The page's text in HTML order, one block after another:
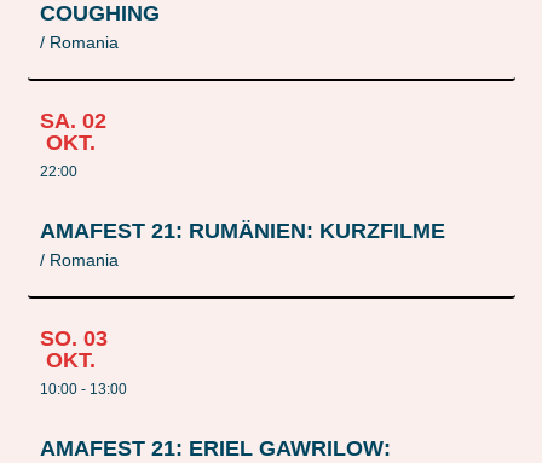
COUGHING
/ Romania
SA. 02
OKT.
22:00
AMAFEST 21: RUMÄNIEN: KURZFILME
/ Romania
SO. 03
OKT.
10:00 - 13:00
AMAFEST 21: ERIEL GAWRILOW: